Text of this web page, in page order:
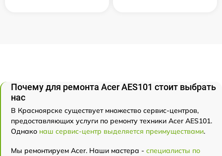
Почему для ремонта Acer AES101 стоит выбрать
нас
В Красноярске существует множество сервис-центров,
предоставляющих услуги по ремонту техники Acer AES101.
Однако наш сервис-центр выделяется преимуществами.
Мы ремонтируем Acer. Наши мастера - специалисты по